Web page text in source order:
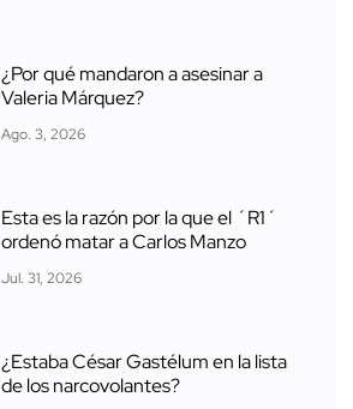
¿Por qué mandaron a asesinar a
Valeria Márquez?
Ago. 3, 2026
Esta es la razón por la que el ´R1´
ordenó matar a Carlos Manzo
Jul. 31, 2026
¿Estaba César Gastélum en la lista
de los narcovolantes?